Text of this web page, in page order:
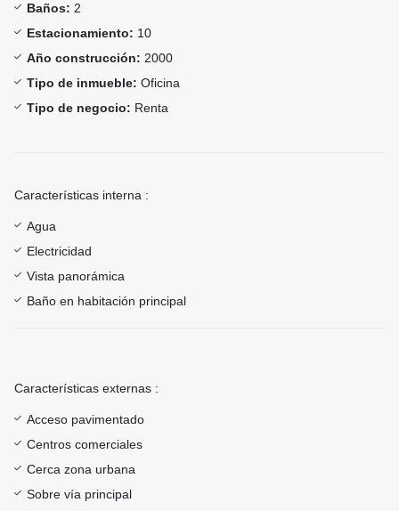
Baños: 2
Estacionamiento: 10
Año construcción: 2000
Tipo de inmueble: Oficina
Tipo de negocio: Renta
Características interna :
Agua
Electricidad
Vista panorámica
Baño en habitación principal
Características externas :
Acceso pavimentado
Centros comerciales
Cerca zona urbana
Sobre vía principal